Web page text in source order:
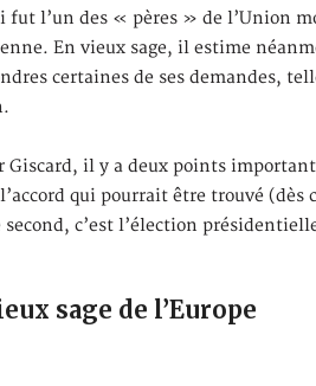
fut l’un des « pères » de l’Union
En vieux sage, il estime
certaines de ses demandes,
Giscard, il y a deux points
qui pourrait être trouvé
c’est l’élection
sage de l’Europe